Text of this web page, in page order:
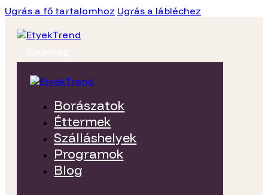
Ugrás a fő tartalomhoz Ugrás a lábléchez
Borászatok
Éttermek
Szálláshelyek
Programok
Blog